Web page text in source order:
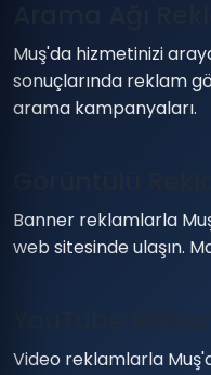
Muş'da hizmetinizi
sonuçlarında reklam
arama kampanyaları.
Banner reklamlarla
web sitesinde ulaşın.
Video reklamlarla